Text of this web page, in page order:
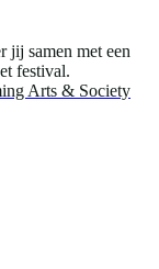
jij samen met een
festival.
Arts & Society